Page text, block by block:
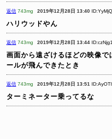
返信 743mg 2019年12月28日 13:40
ハリウッドやん
返信 743mg 2019年12月28日 13:44
画面から遠ざけるほどの映像で
ールが飛んできたとき
返信 743mg 2019年12月28日 13:51
ターミネーター乗ってるな